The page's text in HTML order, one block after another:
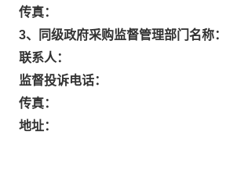
传真：
3、同级政府采购监督管理部门名称：
联系人：
监督投诉电话：
传真：
地址：